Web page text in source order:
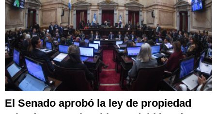
El Senado aprobó la ley de propiedad